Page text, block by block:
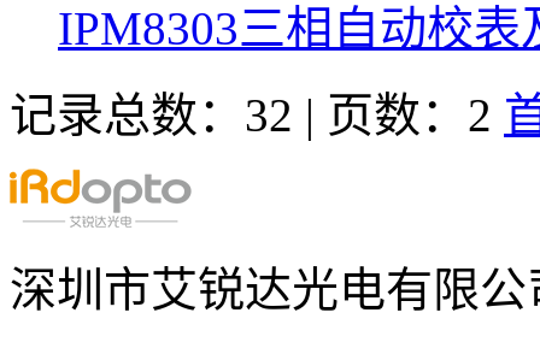
IPM8303三相自动校
记录总数：32 | 页数：2
深圳市艾锐达光电有限公